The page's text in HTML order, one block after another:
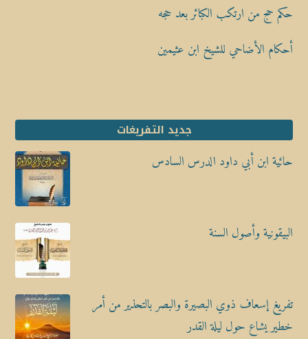
حكم حج من ارتكب الكبائر بعد حجه
أحكام الأضاحي للشيخ ابن عثيمين
جديد التفريغات
حائية ابن أبي داود الدرس السادس
البيقونية وأصول السنة
تفريغ إسعاف ذوي البصيرة والبصر بالتحذير من أمر
خطير يشاع حول ليلة القدر